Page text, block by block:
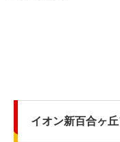
イオン新百合ヶ